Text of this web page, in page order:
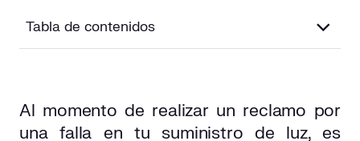
Tabla de contenidos
¿Qué diferencia hay entre una distribuidora y una
comercializadora de luz?
Al momento de realizar un reclamo por
una falla en tu suministro de luz, es